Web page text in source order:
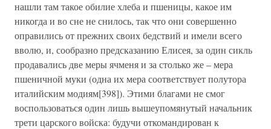
нашли там такое обилие хлеба и пшеницы, какое им
никогда и во сне не снилось, так что они совершенно
оправились от прежних своих бедствий и имели всего
вволю, и, сообразно предсказанию Елисея, за один сикль
продавались две меры ячменя и за столько же – мера
пшеничной муки (одна их мера соответствует полутора
италийским модиям[398]). Этими благами не смог
воспользоваться один лишь вышеупомянутый начальник
трети царского войска: будучи откомандирован к